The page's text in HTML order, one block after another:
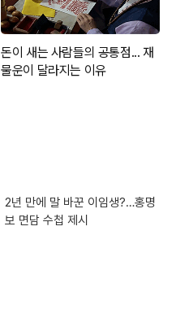
2년 만에 말 바꾼 이임생?…홍명
보 면담 수첩 제시